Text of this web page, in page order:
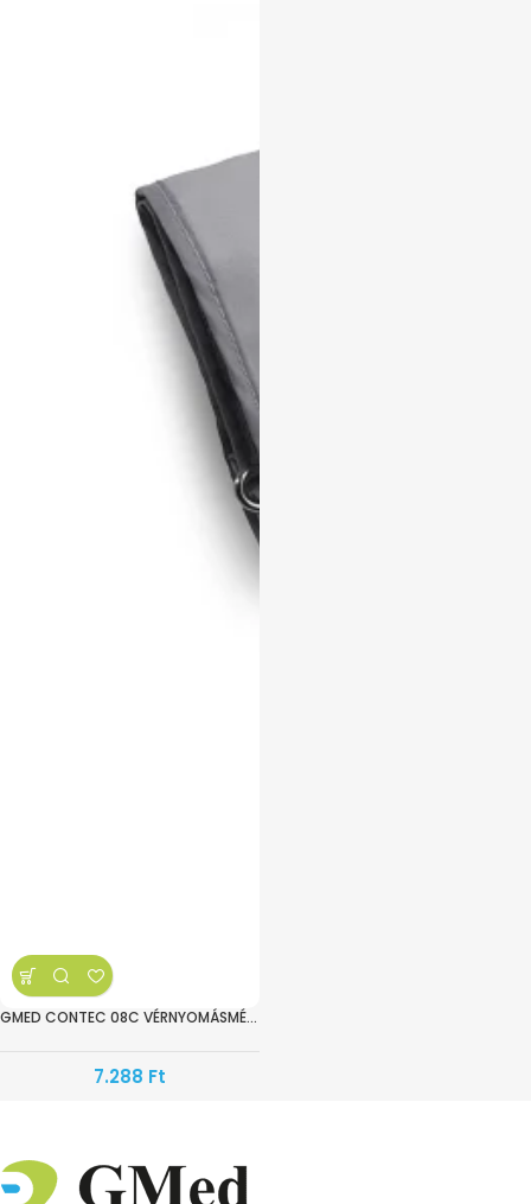
GMED CONTEC 08C VÉRNYOMÁSMÉRŐ – FELKAROS BESZÉLŐ
7.288 Ft